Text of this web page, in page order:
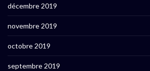
décembre 2019
novembre 2019
octobre 2019
septembre 2019